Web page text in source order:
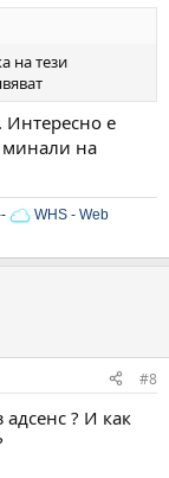
на тези
е
минали на
WHS - Web
#8
? И как